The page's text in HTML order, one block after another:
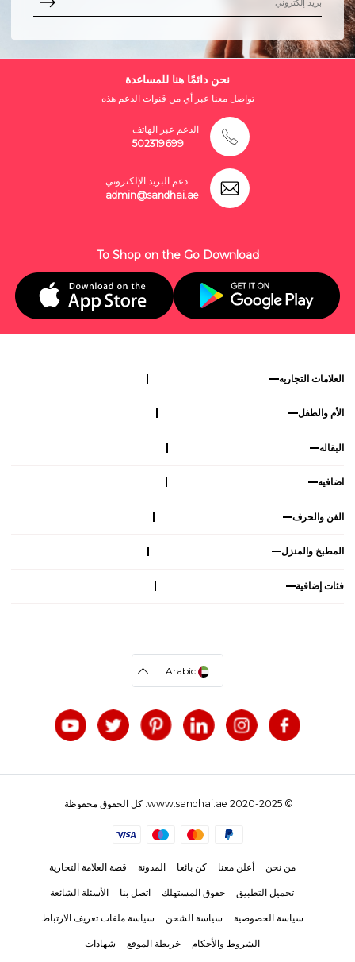
نحن دائمًا هنا للمساعدة
تواصل معنا عبر أي من قنوات الدعم هذه
الدعم عبر الهاتف
502319699
دعم البريد الإلكتروني
admin@sandhai.ae
To Shop on the Go Download
العلامات التجاريه
الأم والطفل
البقاله
اضافيه
الفن والحرف
المطبخ والمنزل
فئات إضافية
Arabic
© 2020-2025 www.sandhai.ae. كل الحقوق محفوظة.
من نحن أعلن معنا كن بائعا المدونة قصة العلامة التجارية
تحميل التطبيق حقوق المستهلك اتصل بنا الأسئلة الشائعة
سياسة الخصوصية سياسة الشحن سياسة ملفات تعريف الارتباط
الشروط والأحكام خريطة الموقع شهادات